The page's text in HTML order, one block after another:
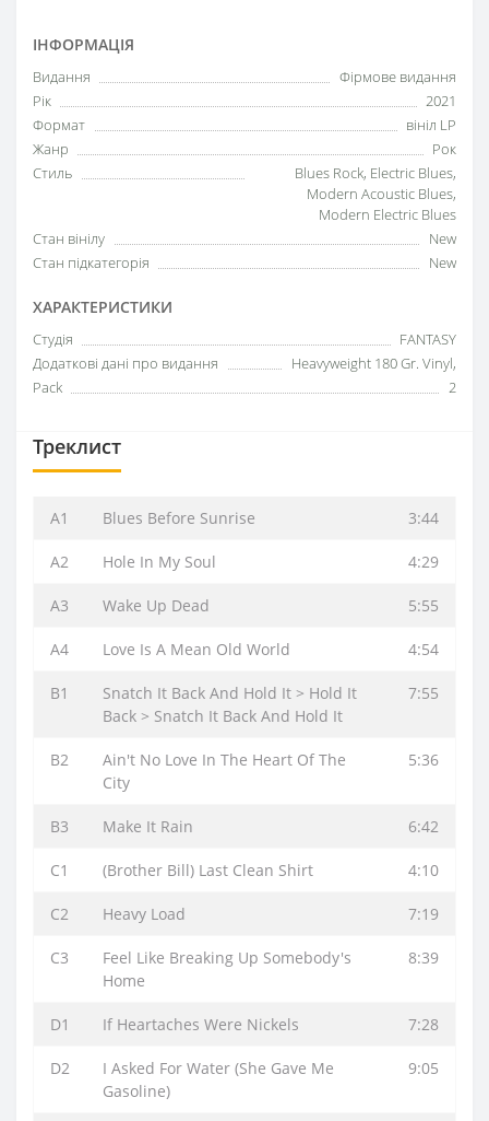
ІНФОРМАЦІЯ
Видання
Фірмове видання
Рік
2021
Формат
вініл LP
Жанр
Рок
Стиль
Blues Rock, Electric Blues,
Modern Acoustic Blues,
Modern Electric Blues
Стан вінілу
New
Стан підкатегорія
New
ХАРАКТЕРИСТИКИ
Студія
FANTASY
Додаткові дані про видання
Heavyweight 180 Gr. Vinyl,
Pack
2
Треклист
A1 Blues Before Sunrise 3:44
A2 Hole In My Soul 4:29
A3 Wake Up Dead 5:55
A4 Love Is A Mean Old World 4:54
B1
Snatch It Back And Hold It > Hold It
Back > Snatch It Back And Hold It
7:55
B2
Ain't No Love In The Heart Of The
City
5:36
B3 Make It Rain 6:42
C1 (Brother Bill) Last Clean Shirt 4:10
C2 Heavy Load 7:19
C3
Feel Like Breaking Up Somebody's
Home
8:39
D1 If Heartaches Were Nickels 7:28
D2
I Asked For Water (She Gave Me
Gasoline)
9:05